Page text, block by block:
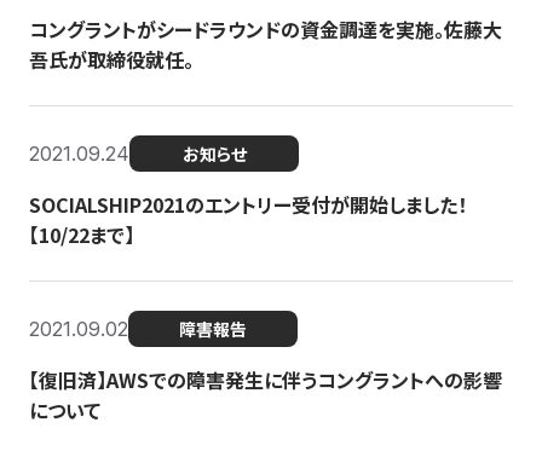
コングラントがシードラウンドの資金調達を実施。佐藤大
吾氏が取締役就任。
2021.09.24 お知らせ
SOCIALSHIP2021のエントリー受付が開始しました！
【10/22まで】
2021.09.02 障害報告
【復旧済】AWSでの障害発生に伴うコングラントへの影響
について